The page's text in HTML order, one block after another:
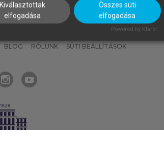
MI – ÁLTALÁNOS IRÁNYELVEK
BLOG RÓLUNK SÜTI BEÁLLÍTÁSOK
Kiválasztottak
elfogadása
Összes süti
elfogadása
Powered by Klaro!